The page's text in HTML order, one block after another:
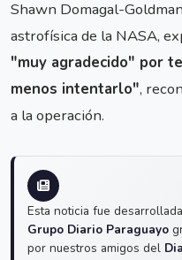
Shawn Domagal-
astrofísica de la NASA,
"muy agradecido" por
menos intentarlo",
a la operación.
Esta noticia fue
Grupo Diario Paraguayo
por nuestros amigos del